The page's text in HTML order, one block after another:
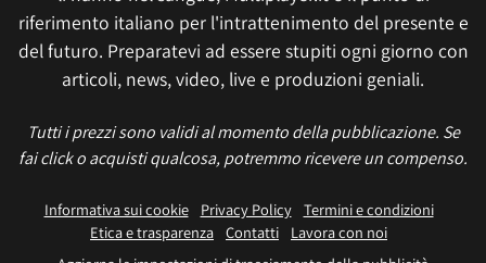
riferimento italiano per l'intrattenimento del presente e
del futuro. Preparatevi ad essere stupiti ogni giorno con
articoli, news, video, live e produzioni geniali.
Tutti i prezzi sono validi al momento della pubblicazione. Se
fai click o acquisti qualcosa, potremmo ricevere un compenso.
Informativa sui cookie Privacy Policy
Termini e condizioni
Etica e trasparenza Contatti
Lavora con noi